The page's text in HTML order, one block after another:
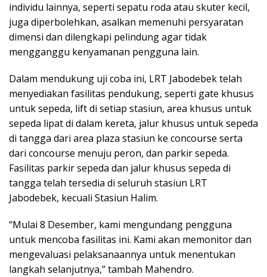
individu lainnya, seperti sepatu roda atau skuter kecil,
juga diperbolehkan, asalkan memenuhi persyaratan
dimensi dan dilengkapi pelindung agar tidak
mengganggu kenyamanan pengguna lain.
Dalam mendukung uji coba ini, LRT Jabodebek telah
menyediakan fasilitas pendukung, seperti gate khusus
untuk sepeda, lift di setiap stasiun, area khusus untuk
sepeda lipat di dalam kereta, jalur khusus untuk sepeda
di tangga dari area plaza stasiun ke concourse serta
dari concourse menuju peron, dan parkir sepeda.
Fasilitas parkir sepeda dan jalur khusus sepeda di
tangga telah tersedia di seluruh stasiun LRT
Jabodebek, kecuali Stasiun Halim.
“Mulai 8 Desember, kami mengundang pengguna
untuk mencoba fasilitas ini. Kami akan memonitor dan
mengevaluasi pelaksanaannya untuk menentukan
langkah selanjutnya,” tambah Mahendro.